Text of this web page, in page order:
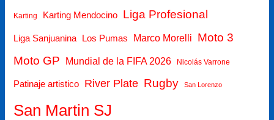
Karting Karting Mendocino Liga Profesional
Liga Sanjuanina Los Pumas Marco Morelli
Moto 3
Moto GP
Mundial de la FIFA 2026 Nicolás Varrone
Patinaje artistico River Plate Rugby San Lorenzo
San Martin SJ